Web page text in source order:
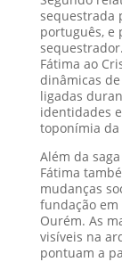
sequestrada
português, e
Fátima ao
dinâmicas
ligadas
identidades
toponímia da
Além da
Fátima
mudanças
fundação em
Ourém. As
visíveis na
pontuam a